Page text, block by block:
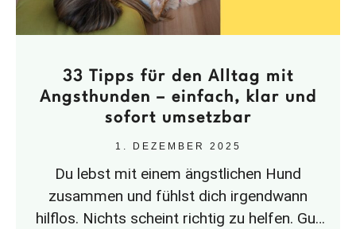
33 Tipps für den Alltag mit
Angsthunden – einfach, klar und
sofort umsetzbar
1. DEZEMBER 2025
Du lebst mit einem ängstlichen Hund
zusammen und fühlst dich irgendwann
hilflos. Nichts scheint richtig zu helfen. Gut